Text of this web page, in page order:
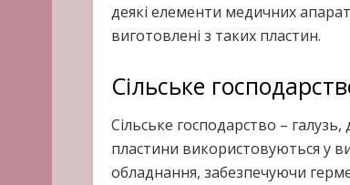
деякі елементи медичних
виготовлені з таких пластин.
Сільське
Сільське господарство –
пластини використовуються у
обладнання, забезпечуючи